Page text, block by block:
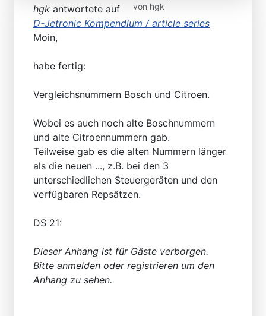
von hgk
hgk antwortete auf
D-Jetronic Kompendium / article series
Moin,
habe fertig:
Vergleichsnummern Bosch und Citroen.
Wobei es auch noch alte Boschnummern
und alte Citroennummern gab.
Teilweise gab es die alten Nummern länger
als die neuen ..., z.B. bei den 3
unterschiedlichen Steuergeräten und den
verfügbaren Repsätzen.
DS 21:
Dieser Anhang ist für Gäste verborgen.
Bitte anmelden oder registrieren um den
Anhang zu sehen.